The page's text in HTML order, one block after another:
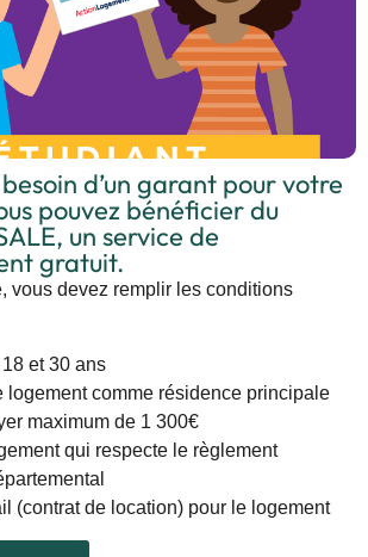
d’un garant pour votre
pouvez bénéficier du
un service de
gratuit.
vous devez remplir les conditions
et 30 ans
logement comme résidence principale
maximum de 1 300€
qui respecte le règlement
(contrat de location) pour le logement